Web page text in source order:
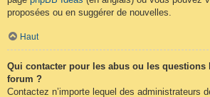
proposées ou en suggérer de nouvelles.
Haut
Qui contacter pour les abus ou les questions
forum ?
Contactez n’importe lequel des administrateurs